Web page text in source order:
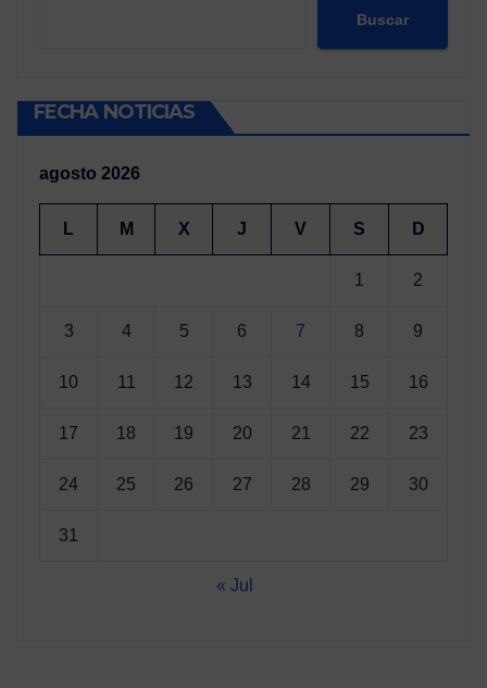
Buscar
FECHA NOTICIAS
agosto 2026
L M X J V S D
1 2
3 4 5 6 7 8 9
10 11 12 13 14 15 16
17 18 19 20 21 22 23
24 25 26 27 28 29 30
31
« Jul